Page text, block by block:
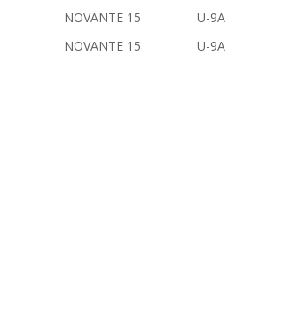
NOVANTE 15
U-9A
NOVANTE 15 U-9A